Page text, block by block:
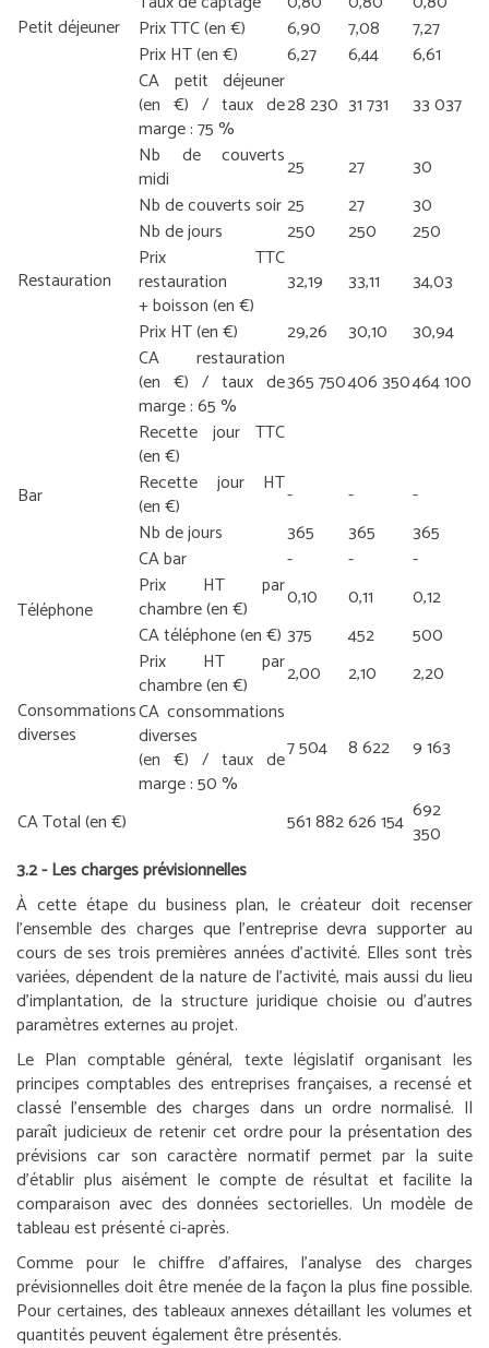
Petit déjeuner
Prix TTC (en €)
6,90 7,08
7,27
Prix HT (en €)
6,27 6,44
6,61
CA petit déjeuner
(en €) / taux de
marge : 75 %
28 230 31 731 33 037
Restauration
Nb de couverts
midi
25 27
30
Nb de couverts soir25 27
30
Nb de jours
250 250
250
Prix TTC
restauration
+ boisson (en €)
32,19 33,11
34,03
Prix HT (en €)
29,26 30,10
30,94
CA restauration
(en €) / taux de
marge : 65 %
365 750406 350464 100
Bar
Recette jour TTC
(en €)
Recette jour HT
(en €)
- -
-
Nb de jours
365 365
365
CA bar
- -
-
Téléphone
Prix HT par
chambre (en €)
0,10 0,11
0,12
CA téléphone (en €) 375 452 500
Consommations
diverses
Prix HT par
chambre (en €)
2,00 2,10
2,20
CA consommations
diverses
(en €) / taux de
marge : 50 %
7 504 8 622 9 163
CA Total (en €) 561 882626 154 692
350
3.2 - Les charges prévisionnelles
À cette étape du business plan, le créateur doit recenser
l’ensemble des charges que l’entreprise devra supporter au
cours de ses trois premières années d’activité. Elles sont très
variées, dépendent de la nature de l’activité, mais aussi du lieu
d’implantation, de la structure juridique choisie ou d’autres
paramètres externes au projet.
Le Plan comptable général, texte législatif organisant les
principes comptables des entreprises françaises, a recensé et
classé l’ensemble des charges dans un ordre normalisé. Il
paraît judicieux de retenir cet ordre pour la présentation des
prévisions car son caractère normatif permet par la suite
d’établir plus aisément le compte de résultat et facilite la
comparaison avec des données sectorielles. Un modèle de
tableau est présenté ci-après.
Comme pour le chiffre d’affaires, l’analyse des charges
prévisionnelles doit être menée de la façon la plus fine possible.
Pour certaines, des tableaux annexes détaillant les volumes et
quantités peuvent également être présentés.